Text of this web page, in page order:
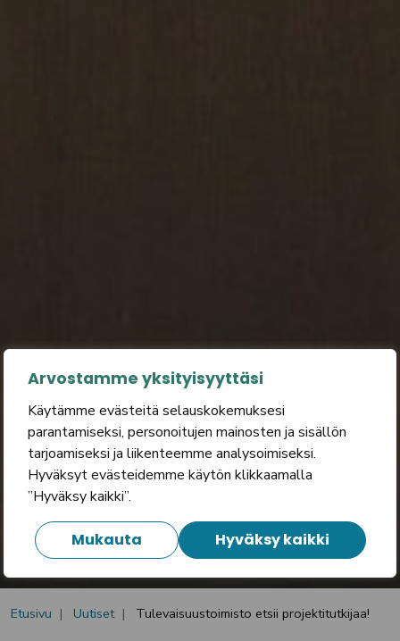
Arvostamme yksityisyyttäsi
Käytämme evästeitä selauskokemuksesi
parantamiseksi, personoitujen mainosten ja sisällön
tarjoamiseksi ja liikenteemme analysoimiseksi.
Hyväksyt evästeidemme käytön klikkaamalla
”Hyväksy kaikki”.
Mukauta Hyväksy kaikki
Etusivu Uutiset Tulevaisuustoimisto etsii projektitutkijaa!